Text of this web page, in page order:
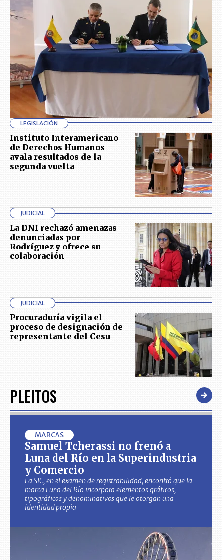
LEGISLACIÓN
Instituto Interamericano
de Derechos Humanos
avala resultados de la
segunda vuelta
JUDICIAL
La DNI rechazó amenazas
denunciadas por
Rodríguez y ofrece su
colaboración
JUDICIAL
Procuraduría vigila el
proceso de designación de
representante del Cesu
PLEITOS
MARCAS
Samuel Tcherassi no frenó a
Luna del Río en la Superindustria
y Comercio
La SIC, en el examen de registrabilidad, encontró que la
marca Luna del Río incorpora elementos gráficos,
tipográficos y denominativos que le otorgan una
identidad propia